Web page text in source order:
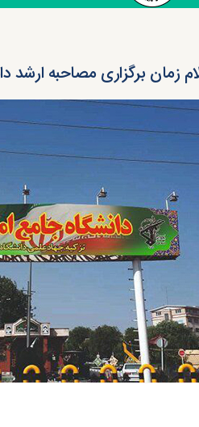
زمان برگزاری مصاحبه ارشد